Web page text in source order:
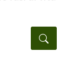
Dettaglio